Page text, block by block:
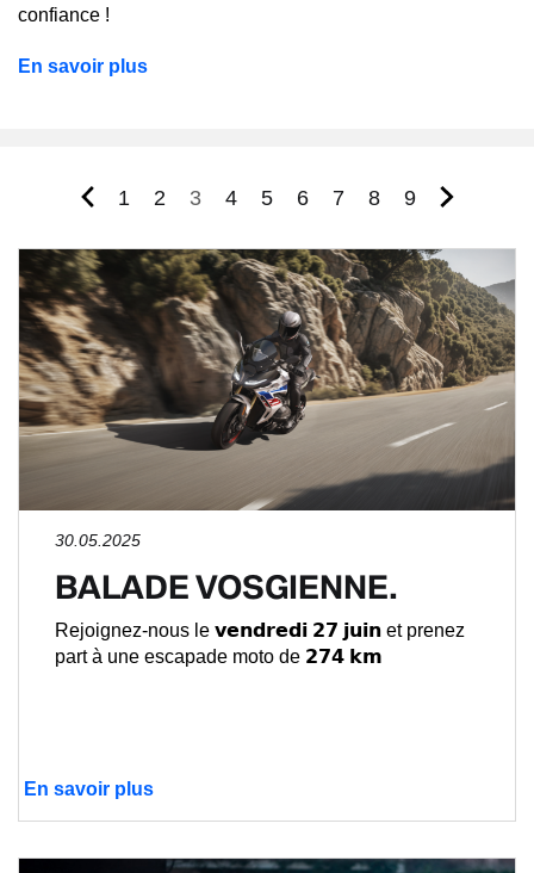
confiance !
En savoir plus
Page
1 Page
2
Page
3 Page
4 Page
5 Page
6 Page
7 Page
8 Page
9
30.05.2025
BALADE VOSGIENNE.
Rejoignez-nous le 𝘃𝗲𝗻𝗱𝗿𝗲𝗱𝗶 𝟮𝟳 𝗷𝘂𝗶𝗻 et prenez
part à une escapade moto de 𝟮𝟳𝟰 𝗸𝗺
En savoir plus